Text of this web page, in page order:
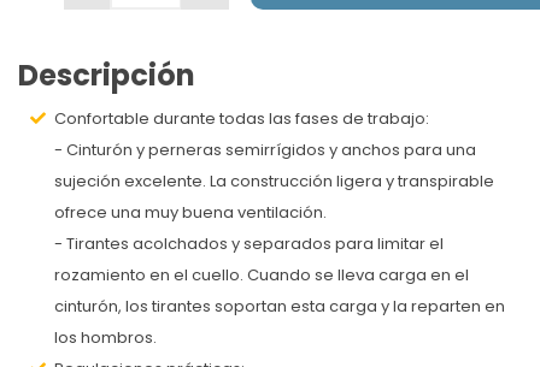
Descripción
Confortable durante todas las fases de trabajo:
- Cinturón y perneras semirrígidos y anchos para una
sujeción excelente. La construcción ligera y transpirable
ofrece una muy buena ventilación.
- Tirantes acolchados y separados para limitar el
rozamiento en el cuello. Cuando se lleva carga en el
cinturón, los tirantes soportan esta carga y la reparten en
los hombros.